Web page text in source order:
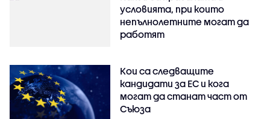
условията, при които
непълнолетните могат да
работят
Кои са следващите
кандидати за ЕС и кога
могат да станат част от
Съюза